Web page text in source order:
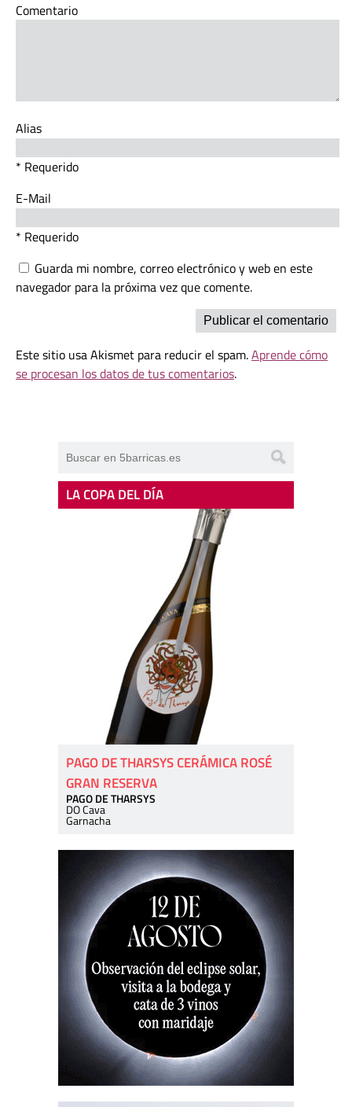
Comentario
Alias
* Requerido
E-Mail
* Requerido
Guarda mi nombre, correo electrónico y web en este
navegador para la próxima vez que comente.
Este sitio usa Akismet para reducir el spam.Aprende cómo
se procesan los datos de tus comentarios.
LA COPA DEL DÍA
PAGO DE THARSYS CERÁMICA ROSÉ
GRAN RESERVA
PAGO DE THARSYS
DO Cava
Garnacha